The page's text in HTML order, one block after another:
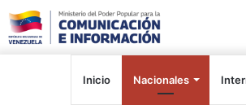
Inicio Nacionales